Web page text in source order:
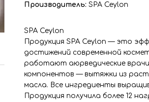
Производитель: SPA Ceylon
SPA Ceylon
Продукция SPA Ceylon — это
достижений современной
работают аюрведические
компонентов — вытяжки из
масла. Все ингредиенты
Продукция получила более 12